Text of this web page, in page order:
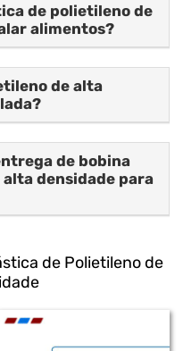
de polietileno de
alimentos?
de alta
de bobina
densidade para
de Polietileno de